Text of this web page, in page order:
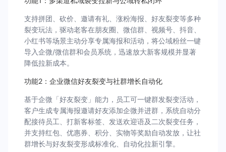
支持拼团、砍价、邀请有礼、涨粉海报、好友裂变等多种
裂变玩法，驱动老客在朋友圈、微信群、视频号、抖音、
小红书等场景主动分享专属海报和活动，将公域粉丝一键
导入企微/微信群和会员系统，迅速放大新客规模并显著
降低拉新成本。
功能2：企业微信好友裂变与社群增长自动化
基于企微「好友裂变」能力，员工可一键群发裂变活动，
客户生成专属海报邀请好友添加企微并进群，系统自动分
配接待员工、打新客标签、发送欢迎语及二次裂变任务，
并支持红包、优惠券、积分、实物等奖励自动发放，让社
群增长与好友裂变形成标准化、自动化拉新引擎。